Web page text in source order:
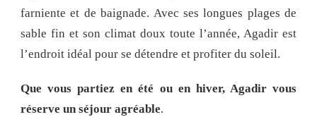
farniente et de baignade. Avec ses longues plages de
sable fin et son climat doux toute l’année, Agadir est
l’endroit idéal pour se détendre et profiter du soleil.
Que vous partiez en été ou en hiver, Agadir vous
réserve un séjour agréable.